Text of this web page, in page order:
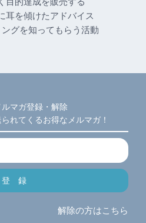
目的達成を販売する
耳を傾けたアドバイス
グを知ってもらう活動
ルマガ登録・解除
れてくるお得なメルマガ！
解除の方はこちら